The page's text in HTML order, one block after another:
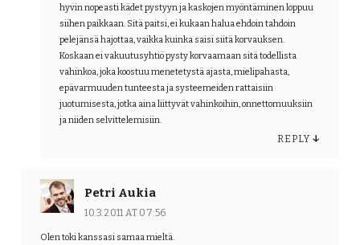
hyvin nopeasti kädet pystyyn ja kaskojen myöntäminen loppuu
siihen paikkaan. Sitä paitsi, ei kukaan halua ehdoin tahdoin
pelejänsä hajottaa, vaikka kuinka saisi siitä korvauksen.
Koskaan ei vakuutusyhtiö pysty korvaamaan sitä todellista
vahinkoa, joka koostuu menetetystä ajasta, mielipahasta,
epävarmuuden tunteesta ja systeemeiden rattaisiin
juotumisesta, jotka aina liittyvät vahinkoihin, onnettomuuksiin
ja niiden selvittelemisiin.
REPLY ↓
Petri Aukia
10.3.2011 AT 07:56
Olen toki kanssasi samaa mieltä.